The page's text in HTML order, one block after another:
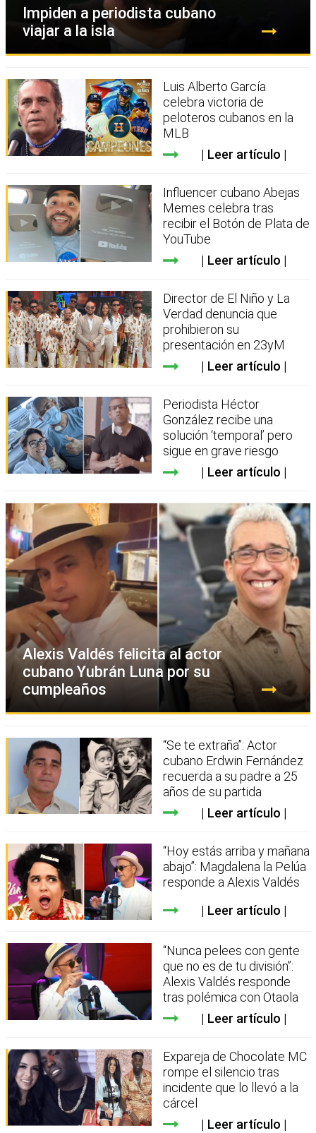
Impiden a periodista cubano
viajar a la isla
Luis Alberto García
celebra victoria de
peloteros cubanos en la
MLB
Leer artículo
Influencer cubano Abejas
Memes celebra tras
recibir el Botón de Plata de
YouTube
Leer artículo
Director de El Niño y La
Verdad denuncia que
prohibieron su
presentación en 23yM
Leer artículo
Periodista Héctor
González recibe una
solución ‘temporal’ pero
sigue en grave riesgo
Leer artículo
Alexis Valdés felicita al actor
cubano Yubrán Luna por su
cumpleaños
“Se te extraña”: Actor
cubano Erdwin Fernández
recuerda a su padre a 25
años de su partida
Leer artículo
“Hoy estás arriba y mañana
abajo”: Magdalena la Pelúa
responde a Alexis Valdés
Leer artículo
“Nunca pelees con gente
que no es de tu división”:
Alexis Valdés responde
tras polémica con Otaola
Leer artículo
Expareja de Chocolate MC
rompe el silencio tras
incidente que lo llevó a la
cárcel
Leer artículo